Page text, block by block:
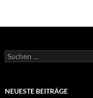
Suchen
nach:
NEUESTE BEITRÄGE